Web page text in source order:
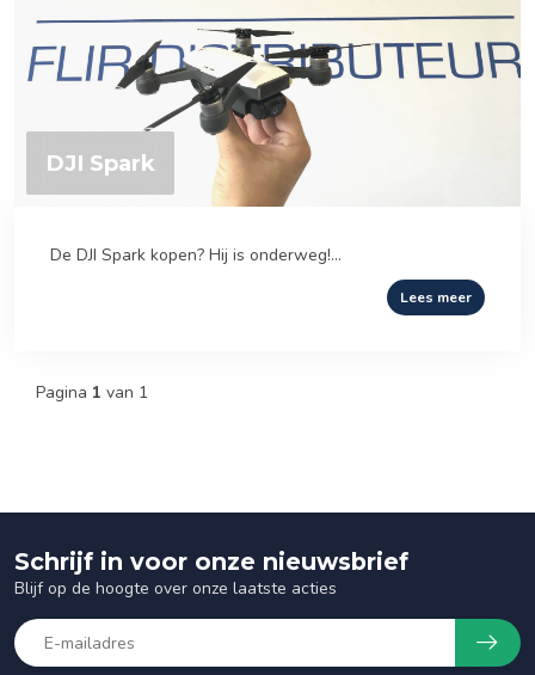
DJI Spark
De DJI Spark kopen? Hij is onderweg!...
Lees meer
Pagina 1 van 1
Schrijf in voor onze nieuwsbrief
Blijf op de hoogte over onze laatste acties